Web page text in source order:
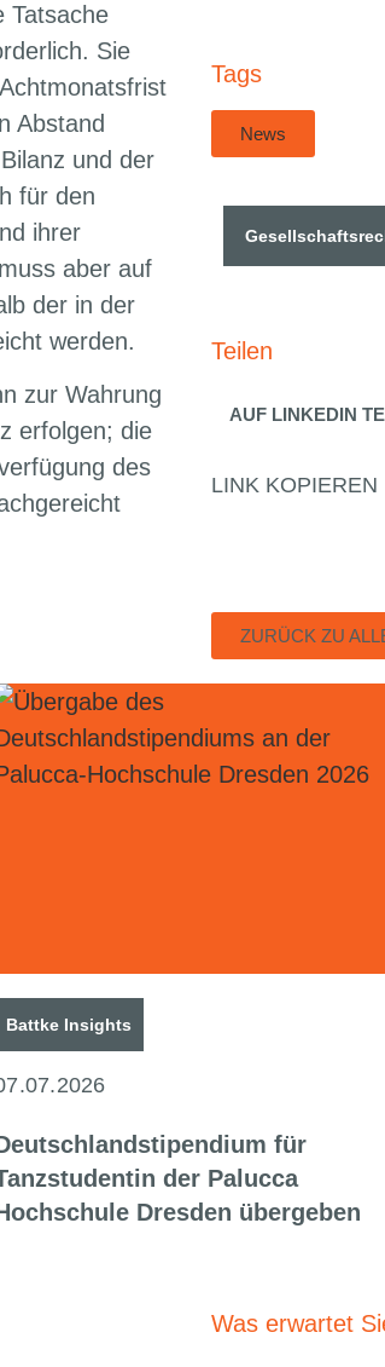
Tatsache
Sie
Abstand
und der
für den
ihrer
aber auf
der in der
werden.
zur Wahrung
erfolgen; die
des
Tags
News
Teilen
AUF LINKEDIN
LINK KOPIEREN
ZURÜCK ZU
Urheber- und Medienrecht
Battke Insights
für
der Palucca
Dresden übergeben
Was erwartet